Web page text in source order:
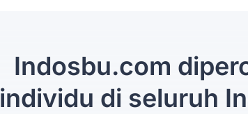
Indosbu.com
individu di seluruh